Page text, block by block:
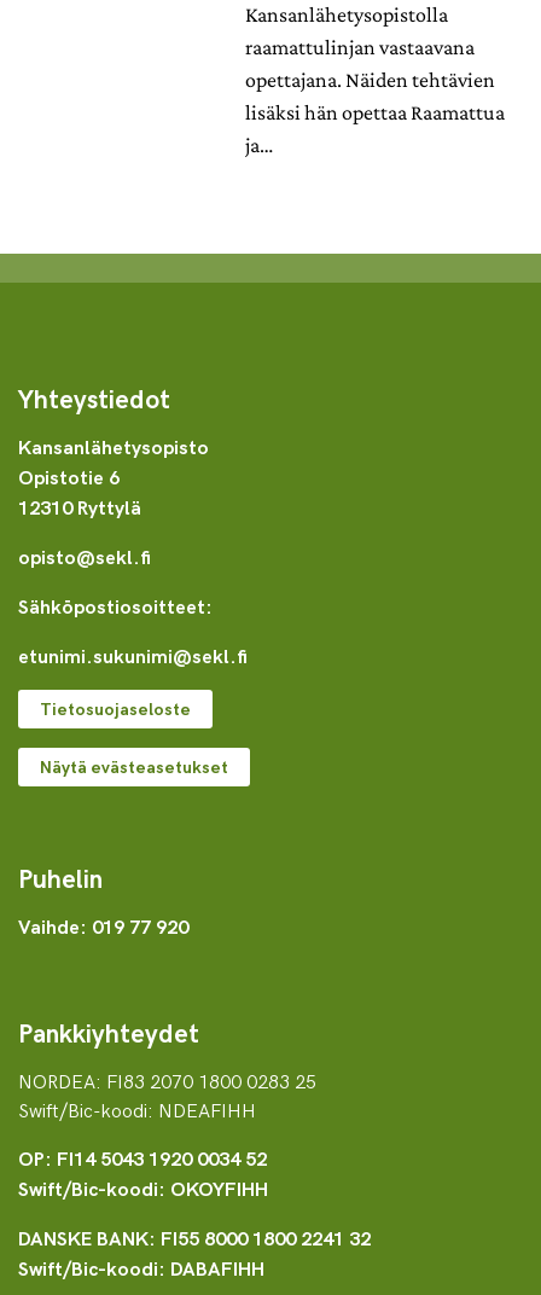
Kansanlähetysopistolla
raamattulinjan vastaavana
opettajana. Näiden tehtävien
lisäksi hän opettaa Raamattua
ja…
Yhteystiedot
Kansanlähetysopisto
Opistotie 6
12310 Ryttylä
opisto@sekl.fi
Sähköpostiosoitteet:
etunimi.sukunimi@sekl.fi
Tietosuojaseloste
Näytä evästeasetukset
Puhelin
Vaihde: 019 77 920
Pankkiyhteydet
NORDEA: FI83 2070 1800 0283 25
Swift/Bic-koodi: NDEAFIHH
OP: FI14 5043 1920 0034 52
Swift/Bic-koodi: OKOYFIHH
DANSKE BANK: FI55 8000 1800 2241 32
Swift/Bic-koodi: DABAFIHH